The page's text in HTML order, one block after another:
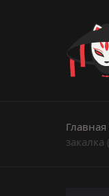
Главная